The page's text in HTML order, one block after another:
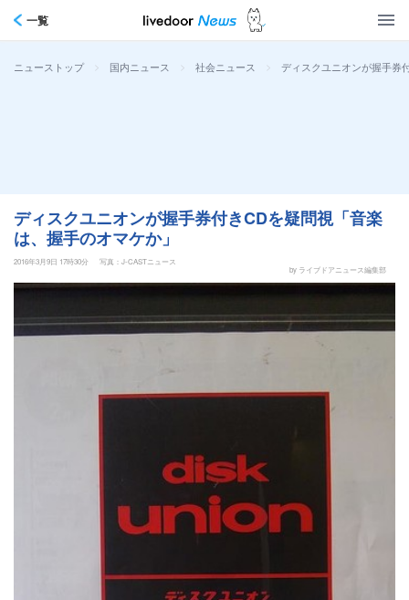
一覧
ニューストップ > 国内ニュース > 社会ニュース > ディスクユニオンが握手券
ディスクユニオンが握手券付きCDを疑問視「音楽
は、握手のオマケか」
2016年3月9日 17時30分
写真：J-CASTニュース
by ライブドアニュース編集部